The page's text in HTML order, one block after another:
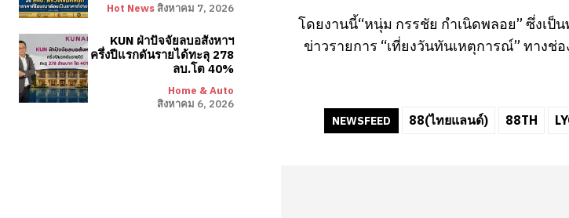
Hot News สิงหาคม 7, 2026
KUN ฝ่าปัจจัยลบอสังหาฯ
ครึ่งปีแรกดันรายได้ทะลุ 278
ลบ.โต 40%
Home & Auto
สิงหาคม 6, 2026
โดยงานนี้“หนุ่ม กรรชัย กำเนิดพลอย” ซึ่งเป็
ข่าวรายการ “เที่ยงวันทันเหตุการณ์” ทาง
NEWSFEED 88(ไทยแลนด์) 88TH